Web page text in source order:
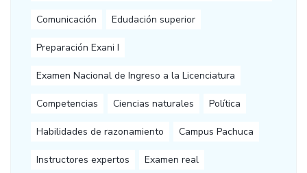
Comunicación Edudación superior
Preparación Exani I
Examen Nacional de Ingreso a la Licenciatura
Competencias Ciencias naturales Política
Habilidades de razonamiento Campus Pachuca
Instructores expertos Examen real